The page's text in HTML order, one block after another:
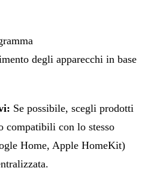
degli apparecchi in base
Se possibile, scegli prodotti
compatibili con lo stesso
Home, Apple HomeKit)